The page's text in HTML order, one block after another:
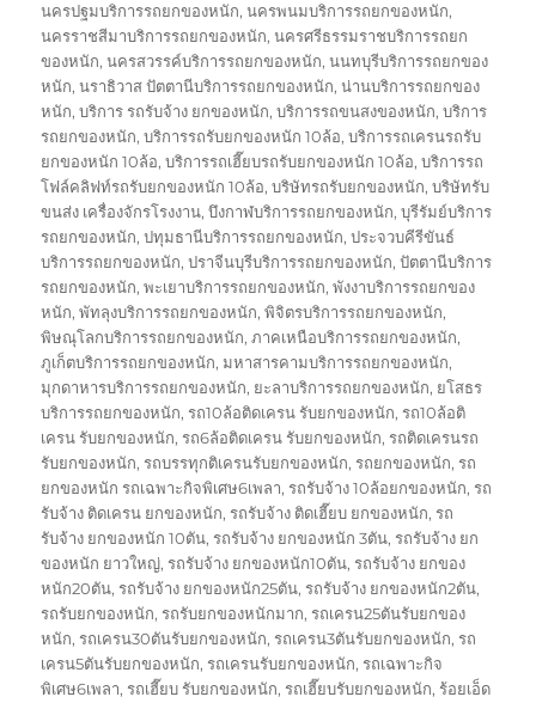
นครปฐมบริการรถยกของหนัก,นครพนมบริการรถยกของหนัก,
นครราชสีมาบริการรถยกของหนัก,นครศรีธรรมราชบริการรถยก
ของหนัก,นครสวรรค์บริการรถยกของหนัก,นนทบุรีบริการรถยกของ
หนัก,นราธิวาส ปัตตานีบริการรถยกของหนัก,น่านบริการรถยกของ
หนัก,บริการ รถรับจ้าง ยกของหนัก,บริการรถขนสงของหนัก,บริการ
รถยกของหนัก,บริการรถรับยกของหนัก 10ล้อ,บริการรถเครนรถรับ
ยกของหนัก 10ล้อ,บริการรถเฮี๊ยบรถรับยกของหนัก 10ล้อ,บริการรถ
โฟล์คลิฟท์รถรับยกของหนัก 10ล้อ,บริษัทรถรับยกของหนัก,บริษัทรับ
ขนส่ง เครื่องจักรโรงงาน,บึงกาฬบริการรถยกของหนัก,บุรีรัมย์บริการ
รถยกของหนัก,ปทุมธานีบริการรถยกของหนัก,ประจวบคีรีขันธ์
บริการรถยกของหนัก,ปราจีนบุรีบริการรถยกของหนัก,ปัตตานีบริการ
รถยกของหนัก,พะเยาบริการรถยกของหนัก,พังงาบริการรถยกของ
หนัก,พัทลุงบริการรถยกของหนัก,พิจิตรบริการรถยกของหนัก,
พิษณุโลกบริการรถยกของหนัก,ภาคเหนือบริการรถยกของหนัก,
ภูเก็ตบริการรถยกของหนัก,มหาสารคามบริการรถยกของหนัก,
มุกดาหารบริการรถยกของหนัก, ยะลาบริการรถยกของหนัก, ยโสธร
บริการรถยกของหนัก,รถ10ล้อติดเครน รับยกของหนัก,รถ10ล้อติ
เครน รับยกของหนัก,รถ6ล้อติดเครน รับยกของหนัก,รถติดเครนรถ
รับยกของหนัก,รถบรรทุกติเครนรับยกของหนัก,รถยกของหนัก,รถ
ยกของหนัก รถเฉพาะกิจพิเศษ6เพลา,รถรับจ้าง 10ล้อยกของหนัก,รถ
รับจ้าง ติดเครน ยกของหนัก,รถรับจ้าง ติดเฮี๊ยบ ยกของหนัก,รถ
รับจ้าง ยกของหนัก 10ตัน,รถรับจ้าง ยกของหนัก 3ตัน,รถรับจ้าง ยก
ของหนัก ยาวใหญ่,รถรับจ้าง ยกของหนัก10ตัน,รถรับจ้าง ยกของ
หนัก20ตัน,รถรับจ้าง ยกของหนัก25ตัน,รถรับจ้าง ยกของหนัก2ตัน,
รถรับยกของหนัก,รถรับยกของหนักมาก,รถเครน25ตันรับยกของ
หนัก,รถเครน30ตันรับยกของหนัก,รถเครน3ตันรับยกของหนัก,รถ
เครน5ตันรับยกของหนัก,รถเครนรับยกของหนัก,รถเฉพาะกิจ
พิเศษ6เพลา,รถเฮี๊ยบ รับยกของหนัก,รถเฮี๊ยบรับยกของหนัก,ร้อยเอ็ด